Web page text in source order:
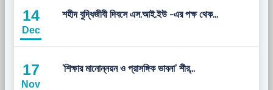
14
Dec
শহীদ বুদ্ধিজীবী দিবসে এস.আই.ইউ -এর পক্ষ থেক...
17
Nov
'শিক্ষার মানোন্নয়ন ও প্রাসঙ্গিক ভাবনা' শীর্...